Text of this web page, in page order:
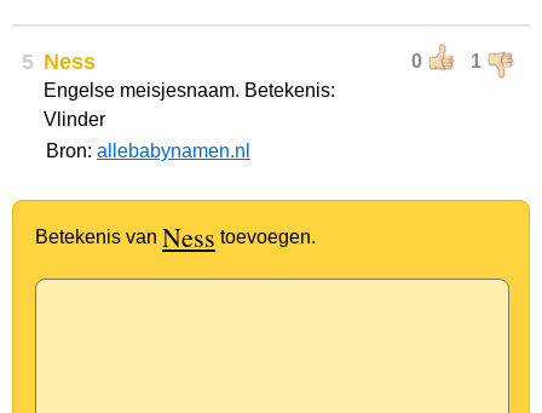
5 0 1
Ness
Engelse meisjesnaam. Betekenis:
Vlinder
Bron: allebabynamen.nl
Betekenis van Ness toevoegen.